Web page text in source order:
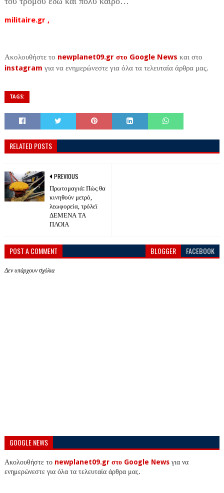
militaire.gr ,
Ακολουθήστε το newplanet09.gr στο Google News και στο
instagram για να ενημερώνεστε για όλα τα τελευταία άρθρα μας.
TAGS:
RELATED POSTS
PREVIOUS
Πρωτομαγιά: Πώς θα
κινηθούν μετρό,
λεωφορεία, τρόλεϊ
ΔΕΜΕΝΑ ΤΑ
ΠΛΟΙΑ
POST A COMMENT BLOGGER FACEBOOK
Δεν υπάρχουν σχόλια
GOOGLE NEWS
Ακολουθήστε το newplanet09.gr στο Google Newsγια να
ενημερώνεστε για όλα τα τελευταία άρθρα μας.